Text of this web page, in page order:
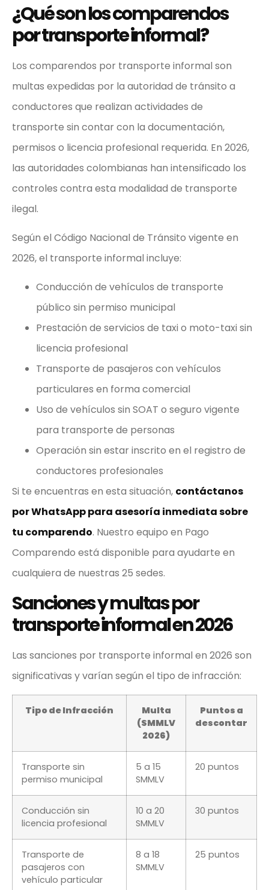
¿Qué son los comparendos
por transporte informal?
Los comparendos por transporte informal son
multas expedidas por la autoridad de tránsito a
conductores que realizan actividades de
transporte sin contar con la documentación,
permisos o licencia profesional requerida. En 2026,
las autoridades colombianas han intensificado los
controles contra esta modalidad de transporte
ilegal.
Según el Código Nacional de Tránsito vigente en
2026, el transporte informal incluye:
Conducción de vehículos de transporte
público sin permiso municipal
Prestación de servicios de taxi o moto-taxi sin
licencia profesional
Transporte de pasajeros con vehículos
particulares en forma comercial
Uso de vehículos sin SOAT o seguro vigente
para transporte de personas
Operación sin estar inscrito en el registro de
conductores profesionales
Si te encuentras en esta situación, contáctanos
por WhatsApp para asesoría inmediata sobre
tu comparendo. Nuestro equipo en Pago
Comparendo está disponible para ayudarte en
cualquiera de nuestras 25 sedes.
Sanciones y multas por
transporte informal en 2026
Las sanciones por transporte informal en 2026 son
significativas y varían según el tipo de infracción:
Tipo de Infracción
Multa
(SMMLV
2026)
Puntos a
descontar
Transporte sin
permiso municipal
5 a 15
SMMLV
20 puntos
Conducción sin
licencia profesional
10 a 20
SMMLV
30 puntos
Transporte de
pasajeros con
vehículo particular
8 a 18
SMMLV
25 puntos